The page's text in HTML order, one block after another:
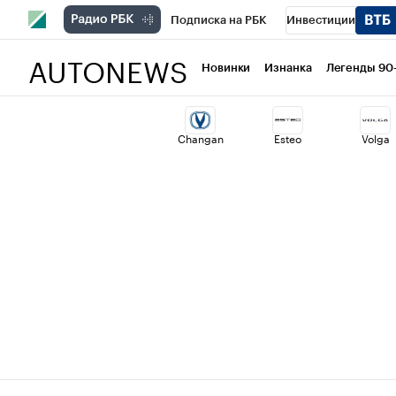
Подписка на РБК Инвестиции
Национальные проекты Город
Кредитные рейтинги Франшизы
AUTONEWS Новинки Изнанка Легенды
Changan Esteo Volga